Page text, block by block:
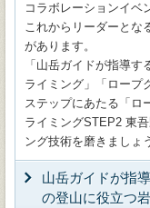
コラボレーションイベ
これからリーダーとな
があります。
「山岳ガイドが指導
ライミング」「ロープ
ステップにあたる「ロ
ライミングSTEP2 東
ング技術を磨きましょ
山岳ガイドが指
の登山に役立つ